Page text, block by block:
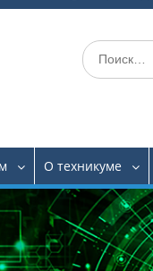
Искать:
О техникуме